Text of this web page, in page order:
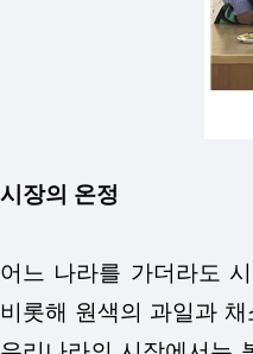
시장의 온정
어느 나라를 가더라도
비롯해 원색의 과일과